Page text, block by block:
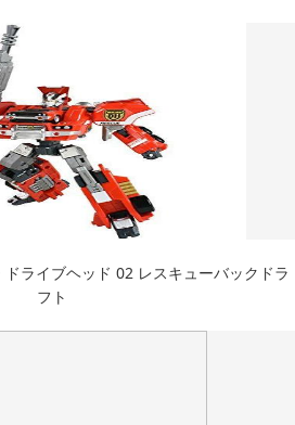
ドライブヘッド 02 レスキューバックドラ
フト